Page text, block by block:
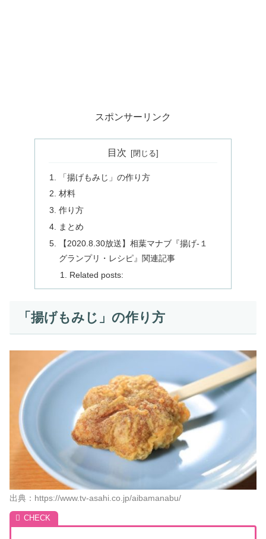
スポンサーリンク
目次
「揚げもみじ」の作り方
材料
作り方
まとめ
【2020.8.30放送】相葉マナブ『揚げ-１
グランプリ・レシピ』関連記事
Related posts:
「揚げもみじ」の作り方
出典：https://www.tv-asahi.co.jp/aibamanabu/